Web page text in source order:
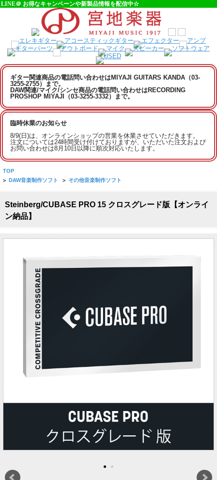
LINE＠ お得なキャンペーンや新製品情報を配信中☆
ギター関連商品の電話問い合わせはMIYAJI GUITARS KANDA（03-
3255-2755）まで。
DAW関連/マイク/シンセ商品の電話問い合わせはRECORDING
PROSHOP MIYAJI（03-3255-3332）まで。
臨時休業のお知らせ
8/9(日)は、オンラインショップの営業を休業させていただきます。
注文については24時間受け付けておりますが、いただいた注文および
お問い合わせは8月10日以降に順次対応いたします。
TOP
> DAW音楽制作ソフト > その他音楽制作ソフト
Steinberg/CUBASE PRO 15 クロスグレード版【オンライ
ン納品】